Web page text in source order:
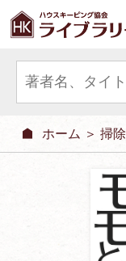
ホーム ＞ 掃除